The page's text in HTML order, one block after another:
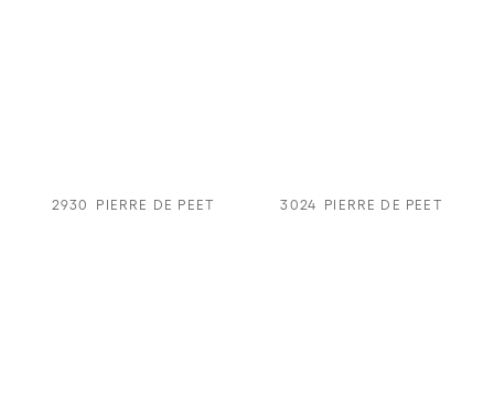
2930 PIERRE DE PEET 3024 PIERRE DE PEET